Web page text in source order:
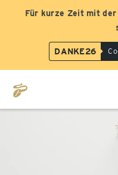
Für kurze Zeit mit der
DANKE26